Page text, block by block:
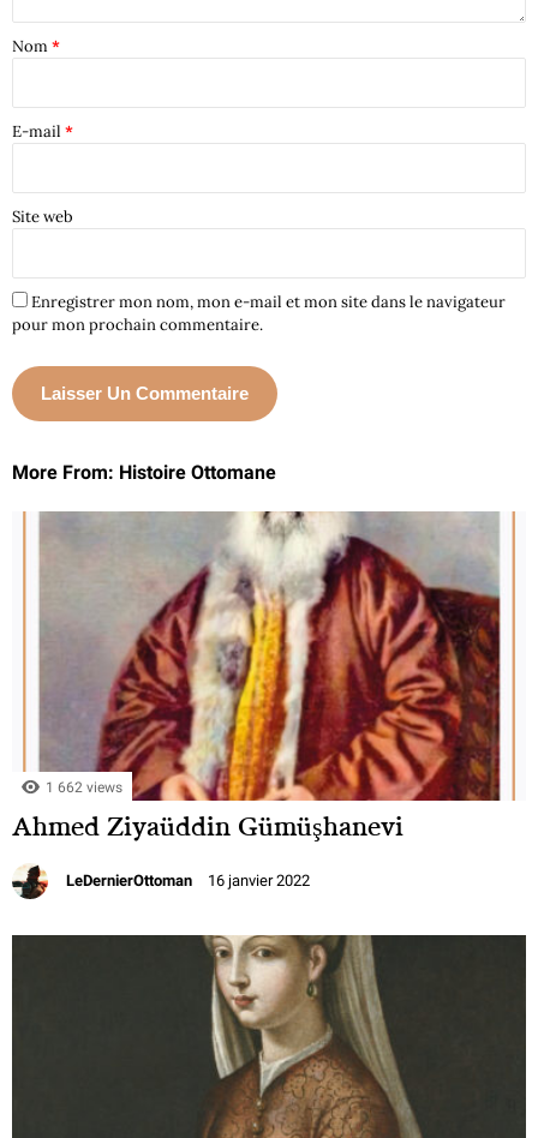
Nom*
E-mail *
Site web
Enregistrer mon nom, mon e-mail et mon site dans le navigateur
pour mon prochain commentaire.
More From: Histoire Ottomane
1 662 views
Ahmed Ziyaüddin Gümüşhanevi
LeDernierOttoman 16 janvier 2022